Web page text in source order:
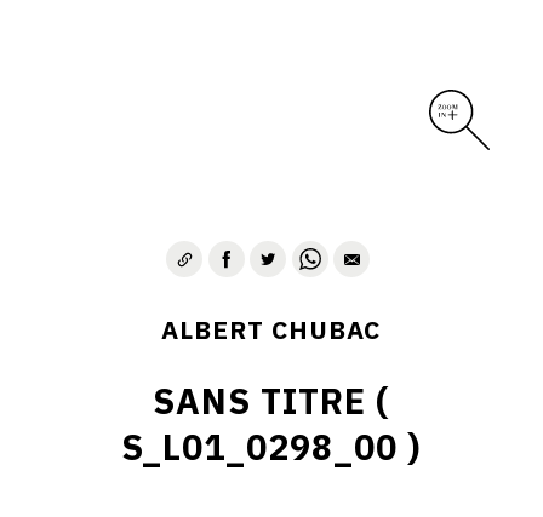
ALBERT CHUBAC
SANS TITRE (
S_L01_0298_00 )